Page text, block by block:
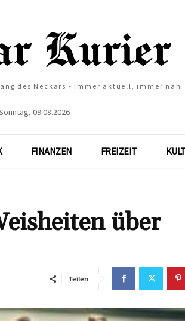
des Neckars - immer aktuell, immer nah
09.08.2026
FINANZEN FREIZEIT
über
Teilen